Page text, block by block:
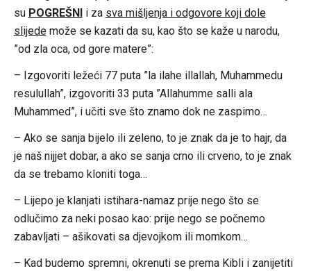
su POGREŠNIi za sva mišljenja i odgovore koji dole
slijedemože se kazati da su, kao što se kaže u narodu,
”od zla oca, od gore matere”:
– Izgovoriti ležeći 77 puta ”la ilahe illallah, Muhammedu
resulullah”, izgovoriti 33 puta ”Allahumme salli ala
Muhammed”, i učiti sve što znamo dok ne zaspimo…
– Ako se sanja bijelo ili zeleno, to je znak da je to hajr, da
je naš nijjet dobar, a ako se sanja crno ili crveno, to je znak
da se trebamo kloniti toga…
– Lijepo je klanjati istihara-namaz prije nego što se
odlučimo za neki posao kao: prije nego se počnemo
zabavljati – ašikovati sa djevojkom ili momkom…
– Kad budemo spremni, okrenuti se prema Kibli i zanijetiti